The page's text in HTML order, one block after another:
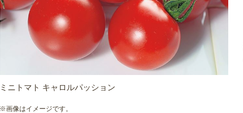
ミニトマト キャロルパッション
※画像はイメージです。